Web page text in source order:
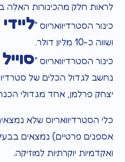
לראות חלק מהכינורות האלה
כינור הסטרדיוואריוס "
ושווה כ-10 מליון דולר.
כינור הסטרדיוואריוס "
נחשב לגדול הכלים של
יצחק פרלמן, אחד מגדולי
כלי הסטרדיוואריוס שלא
אספנים פרטיים) נמצאים
ואקדמיות יוקרתיות למוזיקה.